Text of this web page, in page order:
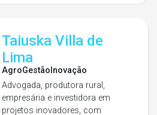
Taiuska Villa de
Lima
AgroGestão Inovação
Advogada, produtora rural,
empresária e investidora em
projetos inovadores, com